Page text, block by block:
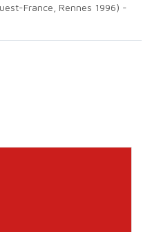
France, Rennes 1996) -